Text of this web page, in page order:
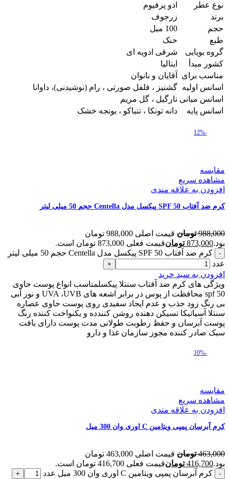
نوع عطر
ادو پرفیوم
برند
زرجوف
حجم
100 میل
طبع
خنک
گروه بویایی
شرقی ادویه ای
کشور مبدأ
ایتالیا
مناسب برای
آقایان و بانوان
اسانس اولیه گشنیز ، فلفل صورتی ، رام (نوشیدنی)، داوانا
اسانس میانی نارگیل ، گل مریم
اسانس پایه
دانه تونکا ، تنباکو ، یونجه خشک
-12%
مقایسه
مشاهده سریع
افزودن به علاقه مندی
کرم ضد آفتاب SPF 50 پیکسل مدل Centella حجم 50 میلی لیتر
988,000 تومان
قیمت اصلی 988,000 تومان
بود.873,000 تومانقیمت فعلی 873,000 تومان است.
کرم ضد آفتاب SPF 50 پیکسل مدل Centella حجم 50 میلی لیتر
عدد
افزودن به سبد خرید
ویژگی های کرم ضد آفتاب سنتلا پیکسلمناسب انواع پوست حاوی
spf 50 محافظت از پوس در برابر اشعه های UVA ،UVB و نور آبی
بی رنگ زود جذب و عدم ایجاد سفیدی روی پوست حاوی عصاره
سنتلا آسیاتیکا تسیکن دهنده روشن کنندده و یکنواخت کننده رنگ
پوست آبرسان و حفظ رطوبت طولانی مدت پوست دارای بافت
سبک صادر کننده مجوز سازمان غذا و دارو
-10%
مقایسه
مشاهده سریع
افزودن به علاقه مندی
کرم آبرسان پمپی ویتامین C اوری وان 300 میل
463,000 تومان
قیمت اصلی 463,000 تومان
بود.416,700 تومانقیمت فعلی 416,700 تومان است.
کرم آبرسان پمپی ویتامین C اوری وان 300 میل عدد